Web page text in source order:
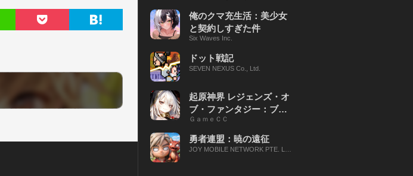
俺のクマ充生活：美少女
と契約しすぎた件
Six Waves Inc.
ドット戦記
SEVEN NEXUS Co., Ltd.
起原神界 レジェンズ・オ
ブ・ファンタジー：ブレ
イブ X
ＧａｍｅＣＣ
勇者連盟：暁の遠征
JOY MOBILE NETWORK PTE. LT